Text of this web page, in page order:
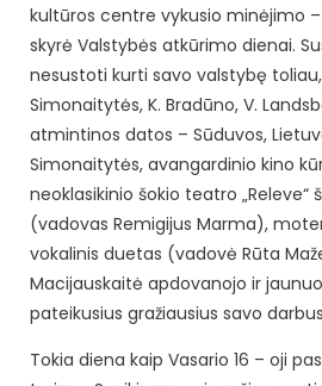
kultūros centre vykusio minėjimo
skyrė Valstybės atkūrimo dienai.
nesustoti kurti savo valstybę
Simonaitytės, K. Bradūno, V.
atmintinos datos – Sūduvos,
Simonaitytės, avangardinio kino
neoklasikinio šokio teatro
(vadovas Remigijus Marma),
vokalinis duetas (vadovė Rūta
Macijauskaitė apdovanojo ir
pateikusius gražiausius savo
Tokia diena kaip Vasario 16 – oji